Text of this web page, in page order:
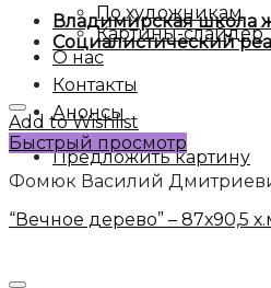
По художникам
Картины-слайдер
О нас
Контакты
Анонсы
Предложить картину
Владимирская школа
Социалистический
Add to Wishlist
Быстрый просмотр
Фомюк Василий
“Вечное дерево” – 87х90,5